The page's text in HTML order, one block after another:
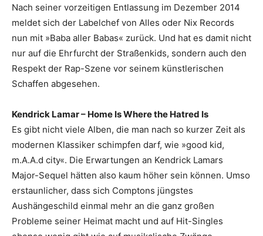
Nach ­seiner vorzeitigen Entlassung im Dezember 2014
meldet sich der Labelchef von Alles oder Nix ­Records
nun mit »Baba aller Babas« zurück. Und hat es damit nicht
nur auf die Ehrfurcht der Straßenkids, sondern auch den
Respekt der Rap-Szene vor seinem ­künstlerischen
Schaffen abgesehen.
Kendrick Lamar – Home Is Where the Hatred Is
Es gibt nicht viele Alben, die man nach so kurzer Zeit als
modernen Klassiker schimpfen darf, wie »good kid,
m.A.A.d city«. Die Erwartungen an Kendrick Lamars
Major-Sequel hätten also kaum höher sein können. Umso
erstaunlicher, dass sich Comptons jüngstes
Aushängeschild einmal mehr an die ganz großen
Probleme seiner Heimat macht und auf Hit-Singles